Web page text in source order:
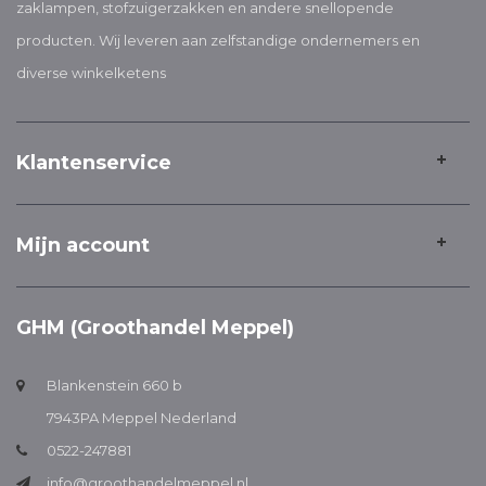
zaklampen, stofzuigerzakken en andere snellopende
producten. Wij leveren aan zelfstandige ondernemers en
diverse winkelketens
Klantenservice
Mijn account
GHM (Groothandel Meppel)
Blankenstein 660 b
7943PA Meppel Nederland
0522-247881